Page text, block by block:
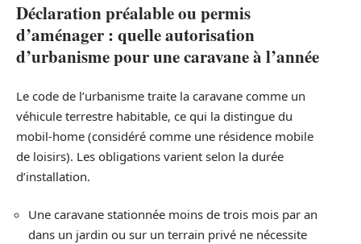
Déclaration préalable ou permis
d’aménager : quelle autorisation
d’urbanisme pour une caravane à l’année
Le code de l’urbanisme traite la caravane comme un
véhicule terrestre habitable, ce qui la distingue du
mobil-home (considéré comme une résidence mobile
de loisirs). Les obligations varient selon la durée
d’installation.
Une caravane stationnée moins de trois mois par an
dans un jardin ou sur un terrain privé ne nécessite